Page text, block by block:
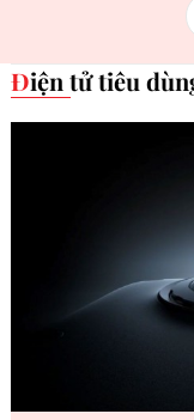
Điện tử tiêu